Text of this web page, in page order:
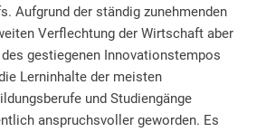
Aufgrund der ständig zunehmenden
Verflechtung der Wirtschaft aber
gestiegenen Innovationstempos
Lerninhalte der meisten
und Studiengänge
anspruchsvoller geworden. Es